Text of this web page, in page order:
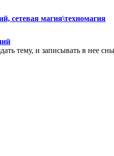
сетевая магия\техномагия
тему, и записывать в нее